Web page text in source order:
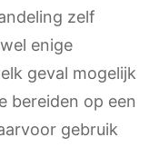
zelf
enige
geval mogelijk
bereiden op een
gebruik